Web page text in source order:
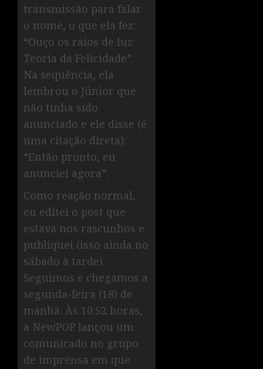
transmissão para falar
o nome, o que ela fez:
“Ouço os raios de luz:
Teoria da Felicidade”.
Na sequência, ela
lembrou o Júnior que
não tinha sido
anunciado e ele disse (é
uma citação direta):
“Então pronto, eu
anunciei agora”.
Como reação normal,
eu editei o post que
estava nos rascunhos e
publiquei (isso ainda no
sábado à tarde).
Seguimos e chegamos a
segunda-feira (18) de
manhã. Às 10:52 horas,
a NewPOP lançou um
comunicado no grupo
de imprensa em que